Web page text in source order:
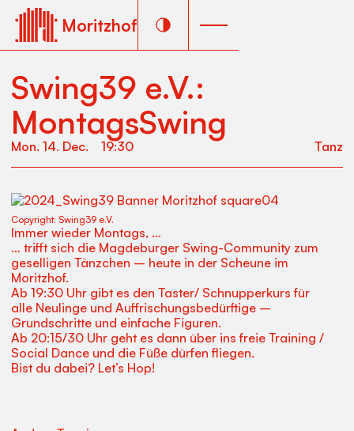
Moritzhof
Swing39 e.V.:
MontagsSwing
Mon. 14. Dec. 19:30 Tanz
Immer wieder Montags, …
… trifft sich die Magdeburger Swing-Community zum
geselligen Tänzchen – heute in der Scheune im
Moritzhof.
Ab 19:30 Uhr gibt es den Taster/ Schnupperkurs für
alle Neulinge und Auffrischungsbedürftige –
Grundschritte und einfache Figuren.
Ab 20:15/30 Uhr geht es dann über ins freie Training /
Social Dance und die Füße dürfen fliegen.
Bist du dabei? Let’s Hop!
Copyright: Swing39 e.V.